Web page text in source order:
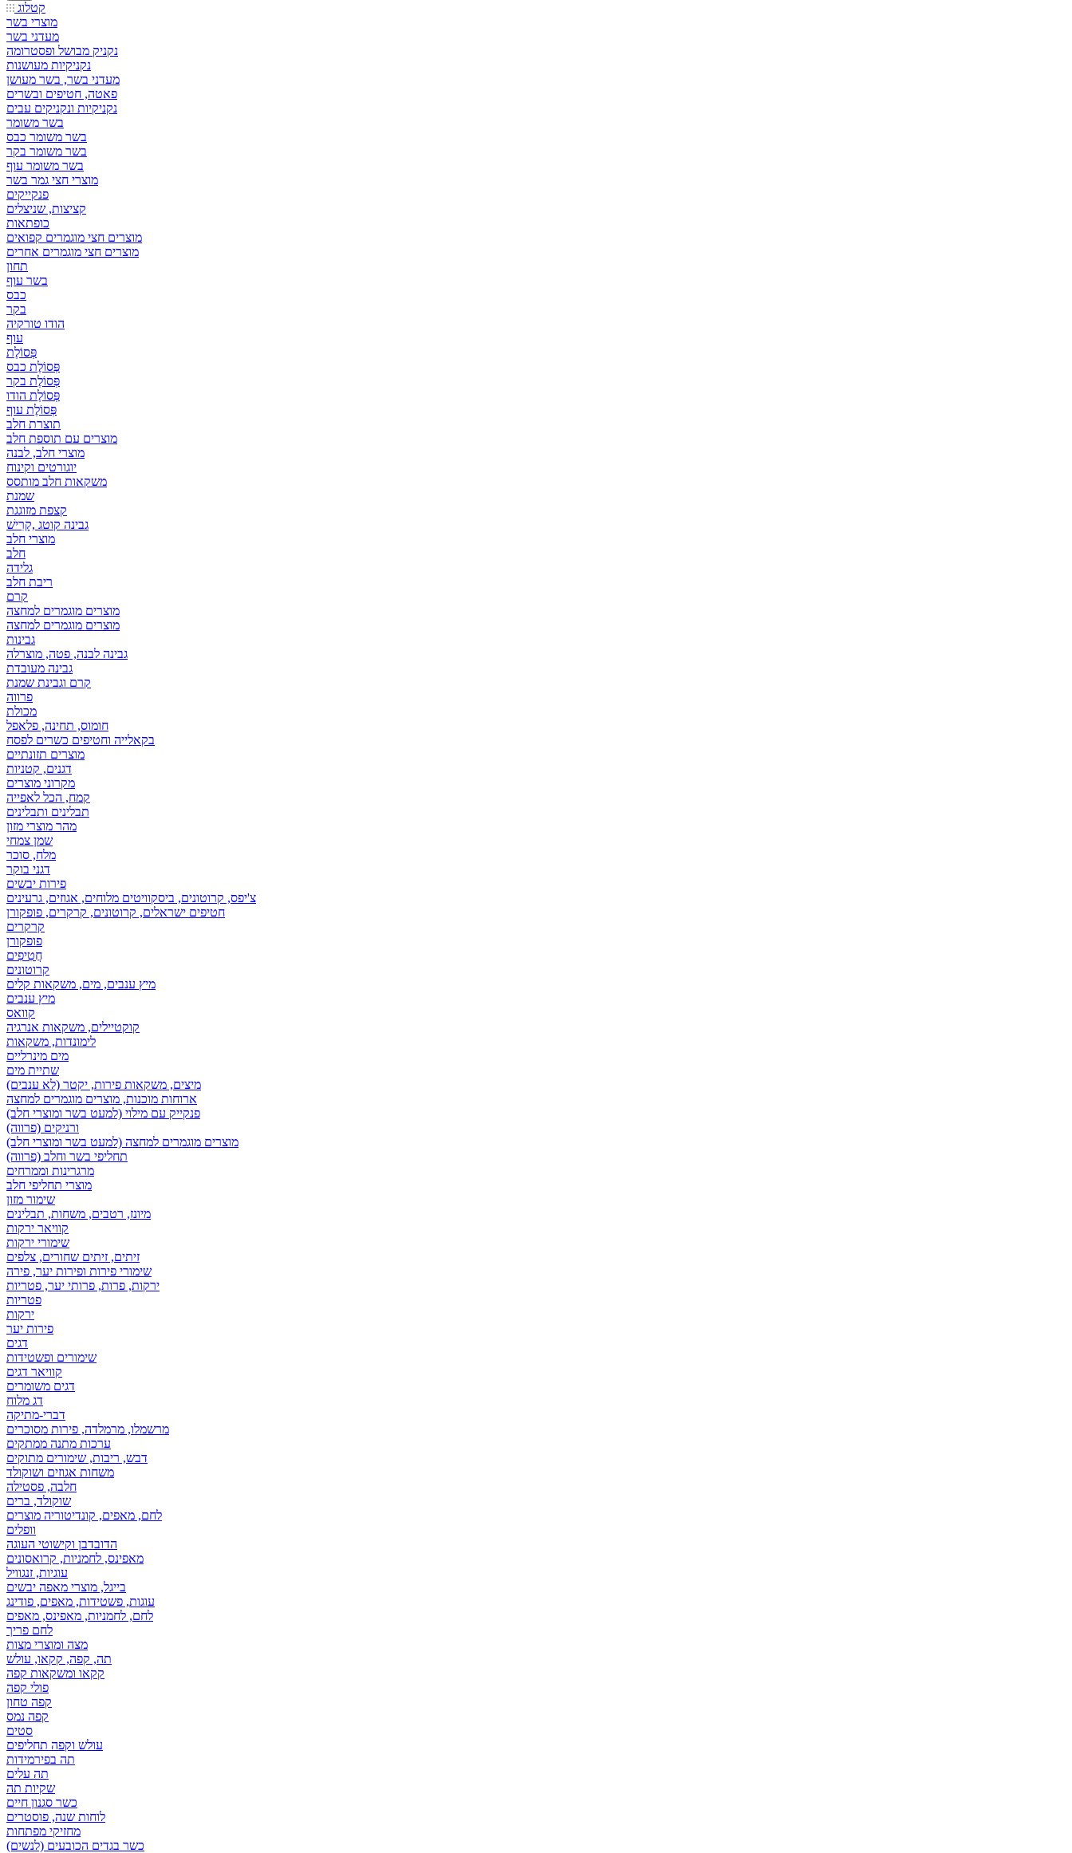
קטלוג
מוצרי בשר
מעדני בשר
נקניק מבושל ופסטרומה
נקניקיות מעושנות
מעדני בשר, בשר מעושן
פאטה, חטיפים ובשרים
נקניקיות ונקניקים עבים
בשר משומר
בשר משומר כבס
בשר משומר בקר
בשר משומר עוף
מוצרי חצי גמר בשר
פנקייקים
קציצות, שניצלים
כופתאות
מוצרים חצי מוגמרים קפואים
מוצרים חצי מוגמרים אחרים
תחון
בשר עוף
כבס
בקר
הודו טורקיה
עוף
פְּסוֹלֶת
פְּסוֹלֶת כבס
פְּסוֹלֶת בקר
פְּסוֹלֶת הודו
פְּסוֹלֶת עוף
תוצרת חלב
מוצרים עם תוספת חלב
מוצרי חלב, לבנה
יוגורטים וקינוח
משקאות חלב מותסס
שמנת
קצפת מזוגגת
גבינה קוטג ,קָרִישׁ
מוצרי חלב
חלב
גלידה
ריבת חלב
קרם
מוצרים מוגמרים למחצה
מוצרים מוגמרים למחצה
גבינות
גבינה לבנה, פטה, מוצרלה
גבינה מעובדת
קרם וגבינת שמנת
פרווה
מכולת
חומוס, תחינה, פלאפל
בקאלייה וחטיפים כשרים לפסח
מוצרים תזונתיים
דגנים, קטניות
מקרוני מוצרים
קמח, הכל לאפייה
תבלינים ותבלינים
מהר מוצרי מזון
שמן צמחי
מלח, סוכר
דגני בוקר
פירות יבשים
צ'יפס, קרוטונים, ביסקוויטים מלוחים, אגוזים, גרעינים
חטיפים ישראלים, קרוטונים, קרקרים, פופקורן
קרקרים
פופקורן
חֲטִיפִים
קרוטונים
מיץ ענבים, מים, משקאות קלים
מיץ ענבים
קוואס
קוקטיילים, משקאות אנרגיה
לימונדות, משקאות
מים מינרליים
שתיית מים
מיצים, משקאות פירות, יקטר (לא ענבים)
ארוחות מוכנות, מוצרים מוגמרים למחצה
פנקייק עם מילוי (למעט בשר ומוצרי חלב)
ורניקים (פרווה)
מוצרים מוגמרים למחצה (למעט בשר ומוצרי חלב)
תחליפי בשר וחלב (פרווה)
מרגרינות וממרחים
מוצרי תחליפי חלב
שימור מזון
מיונז, רטבים, משחות, תבלינים
קוויאר ירקות
שימורי ירקות
זיתים, זיתים שחורים, צלפים
שימורי פירות ופירות יער, פירה
ירקות, פרות, פרותי יער, פטריות
פטריות
ירקות
פירות יער
דגים
שימורים ופשטידות
קוויאר דגים
דגים משומרים
דג מלוח
דברי-מתיקה
מרשמלו, מרמלדה, פירות מסוכרים
ערכות מתנה ממתקים
דבש, ריבות, שימורים מתוקים
משחות אגוזים ושוקולד
חלבה, פסטילה
שוקולד, ברים
לחם, מאפים, קונדיטוריה מוצרים
וופלים
הדובדבן וקישוטי העוגה
מאפינס, לחמניות, קרואסונים
עוגיות, זנגוויל
בייגל, מוצרי מאפה יבשים
עוגות, פשטידות, מאפים, פודינג
לחם, לחמניות, מאפינס, מאפים
לחם פריך
מצה ומוצרי מצות
תה, קפה, קקאו, עולש
קקאו ומשקאות קפה
פולי קפה
קפה טחון
קפה נמס
סטים
עולש וקפה תחליפים
תה בפירמידות
תה עלים
שקיות תה
כשר סגנון חיים
לוחות שנה, פוסטרים
מחזיקי מפתחות
כשר בגדים הכובעים (לנשים)